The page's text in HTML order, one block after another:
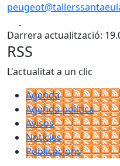
Darrera actualització:
RSS
L'actualitat a un clic
Agenda
Agenda política
Avisos
Notícies
Publicacions